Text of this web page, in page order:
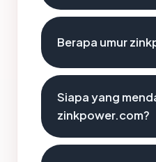
Berapa umur
Siapa yang
zinkpower.com?